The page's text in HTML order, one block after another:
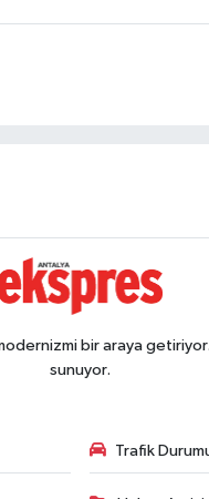
bir araya
sunuyor.
Trafik